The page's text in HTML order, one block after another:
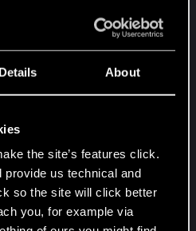
Details About
the site’s features click.
provide us technical and
so the site will click better
you, for example via